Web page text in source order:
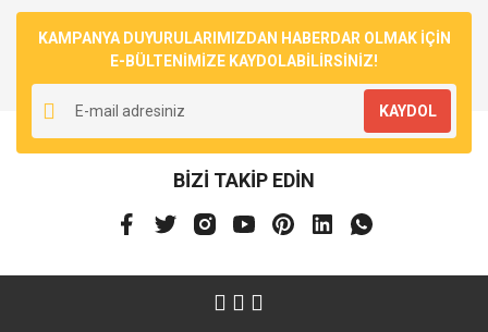
KAMPANYA DUYURULARIMIZDAN HABERDAR OLMAK İÇİN
E-BÜLTENİMİZE KAYDOLABİLİRSİNİZ!
KAYDOL
BİZİ TAKİP EDİN